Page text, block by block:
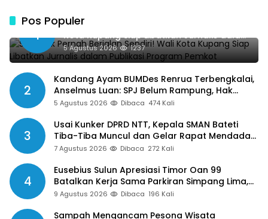
Pos Populer
1
SMSI Tak Pernah Berjalan Sendiri! Wali
Kota Kupang Siap Libatkan Jurnalis dalam
Publikasi Program Pemkot
5 Agustus 2026 1237
2
Kandang Ayam BUMDes Renrua Terbengkalai,
Anselmus Luan: SPJ Belum Rampung, Hak
Aparat Desa Sejak Januari Belum Dibayar
5 Agustus 2026 Dibaca 474 Kali
3
Usai Kunker DPRD NTT, Kepala SMAN Bateti
Tiba-Tiba Muncul dan Gelar Rapat Mendadak,
Guru Pertanyakan Hak 15 Persen yang Belum
7 Agustus 2026 Dibaca 272 Kali
4
Eusebius Sulun Apresiasi Timor Oan 99
Batalkan Kerja Sama Parkiran Simpang Lima,
Minta Pemkab Belu Tak Gegabah Buat
9 Agustus 2026 Dibaca 196 Kali
Sampah Mengancam Pesona Wisata